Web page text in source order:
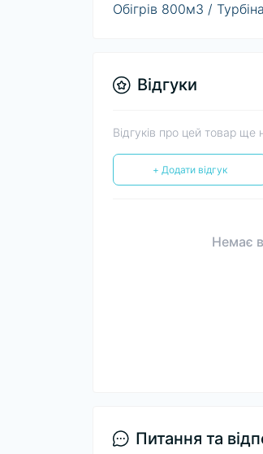
Обігрів 800м3 / Турбіна
Відгуки
Відгуків про цей товар ще
+ Додати відгук
Немає
Питання та